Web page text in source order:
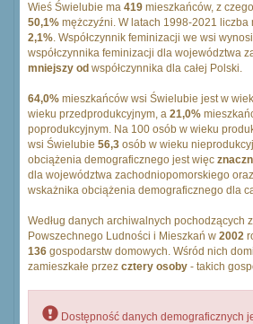
Wieś Świelubie ma 419 mieszkańców, z czego
50,1% mężczyźni. W latach 1998-2021 liczba
2,1%. Współczynnik feminizacji we wsi wynosi
współczynnika feminizacji dla województwa
mniejszy od współczynnika dla całej Polski.
64,0% mieszkańców wsi Świelubie jest w
wieku przedprodukcyjnym, a 21,0%
poprodukcyjnym. Na 100 osób w wieku
wsi Świelubie 56,3 osób w wieku
obciążenia demograficznego jest więc
dla województwa zachodniopomorskiego oraz
wskażnika obciążenia demograficznego dla
Według danych archiwalnych pochodzących
Powszechnego Ludności i Mieszkań w 2002
136 gospodarstw domowych. Wśród nich
zamieszkałe przez cztery osoby - takich
Dostępność danych demograficznych